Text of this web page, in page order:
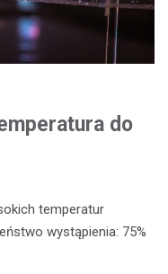
do
temperatur
wystąpienia: 75%